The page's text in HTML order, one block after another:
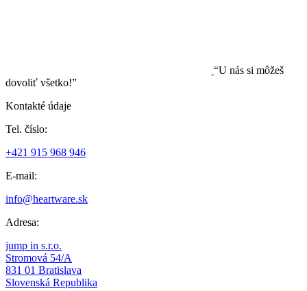
“U nás si môžeš
dovoliť všetko!”
Kontakté údaje
Tel. číslo:
+421 915 968 946
E-mail:
info@heartware.sk
Adresa:
jump in s.r.o.
Stromová 54/A
831 01 Bratislava
Slovenská Republika